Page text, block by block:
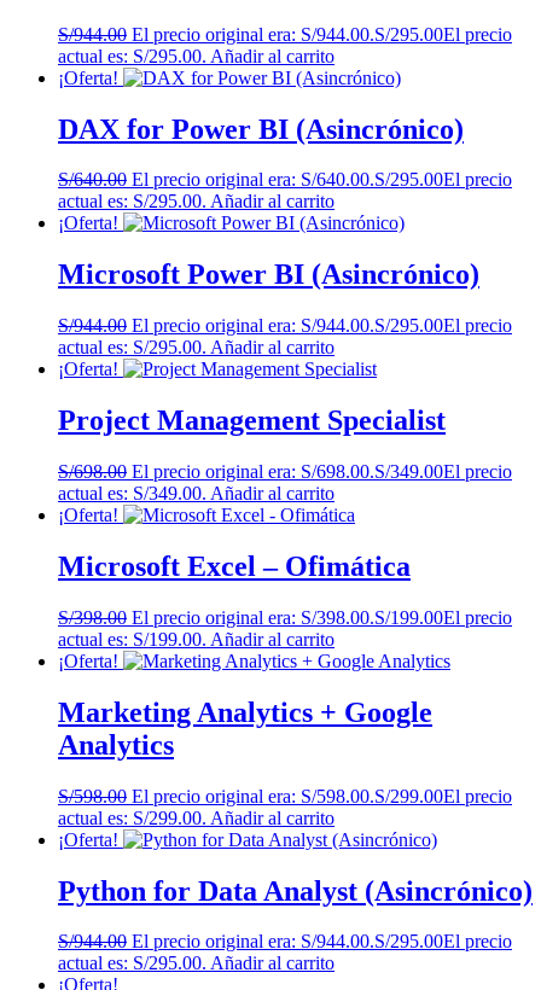
S/944.00 El precio original era: S/944.00.S/295.00El precio
actual es: S/295.00. Añadir al carrito
¡Oferta!
DAX for Power BI (Asincrónico)
S/640.00 El precio original era: S/640.00.S/295.00El precio
actual es: S/295.00. Añadir al carrito
¡Oferta!
Microsoft Power BI (Asincrónico)
S/944.00 El precio original era: S/944.00.S/295.00El precio
actual es: S/295.00. Añadir al carrito
¡Oferta!
Project Management Specialist
S/698.00 El precio original era: S/698.00.S/349.00El precio
actual es: S/349.00. Añadir al carrito
¡Oferta!
Microsoft Excel – Ofimática
S/398.00 El precio original era: S/398.00.S/199.00El precio
actual es: S/199.00. Añadir al carrito
¡Oferta!
Marketing Analytics + Google
Analytics
S/598.00 El precio original era: S/598.00.S/299.00El precio
actual es: S/299.00. Añadir al carrito
¡Oferta!
Python for Data Analyst (Asincrónico)
S/944.00 El precio original era: S/944.00.S/295.00El precio
actual es: S/295.00. Añadir al carrito
¡Oferta!